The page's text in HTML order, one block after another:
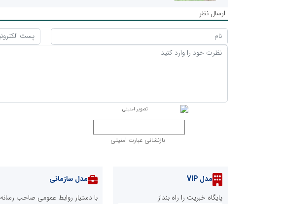
ارسال نظر
بازنشانی عبارت امنیتی
مدل VIP
پایگاه خبریت را راه بنداز
مدل سازمانی
با دستیار روابط عمومی صاحب رسانه